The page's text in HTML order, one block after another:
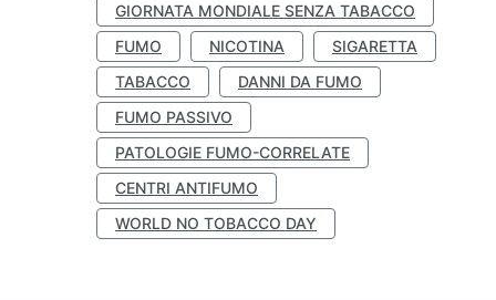
GIORNATA MONDIALE SENZA TABACCO
FUMO
NICOTINA
SIGARETTA
TABACCO
DANNI DA FUMO
FUMO PASSIVO
PATOLOGIE FUMO-CORRELATE
CENTRI ANTIFUMO
WORLD NO TOBACCO DAY